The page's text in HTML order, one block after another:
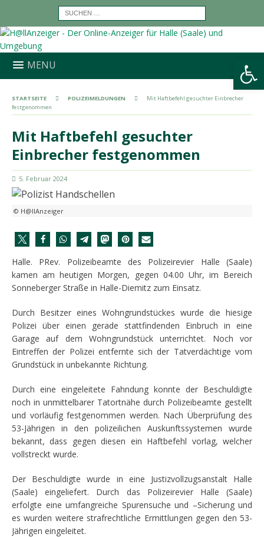
Werkzeugleiste öffnen
MENU
STARTSEITE POLIZEIMELDUNGEN
Mit Haftbefehl gesuchter Einbrecher
festgenommen
Mit Haftbefehl gesuchter
Einbrecher festgenommen
5. Februar 2024
© H@llAnzeiger
Halle. PRev. Polizeibeamte des Polizeirevier Halle (Saale)
kamen am heutigen Morgen, gegen 04.00 Uhr, im Bereich
Sonneberger Straße in Halle-Diemitz zum Einsatz.
Durch Besitzer eines Wohngrundstückes wurde die hiesige
Polizei über einen gerade stattfindenden Einbruch in eine
Garage auf dem Wohngrundstück unterrichtet. Noch vor
Eintreffen der Polizei entfernte sich der Tatverdächtige vom
Grundstück in unbekannte Richtung.
Durch eine eingeleitete Fahndung konnte der Beschuldigte
noch in unmittelbarer Tatortnähe durch Polizeibeamte gestellt
und vorläufig festgenommen werden. Nach Überprüfung des
53-Jährigen in den polizeilichen Auskunftssystemen wurde
bekannt, dass gegen diesen ein Haftbefehl vorlag, welcher
vollstreckt wurde.
Der Beschuldigte wurde in eine Justizvollzugsanstalt Halle
(Saale) eingeliefert. Durch das Polizeirevier Halle (Saale)
erfolgte eine umfangreiche Spurensuche und –Sicherung und
es wurden weitere strafrechtliche Ermittlungen gegen den 53-
Jährigen eingeleitet.